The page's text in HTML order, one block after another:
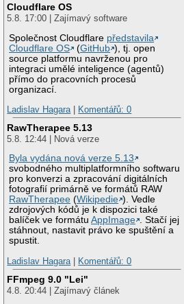
Cloudflare OS
5.8. 17:00 | Zajímavý software
Společnost Cloudflare představila
Cloudflare OS
(GitHub ), tj. open
source platformu navrženou pro
integraci umělé inteligence (agentů)
přímo do pracovních procesů
organizací.
Ladislav Hagara| Komentářů: 0
RawTherapee 5.13
5.8. 12:44 | Nová verze
Byla vydána nová verze 5.13
svobodného multiplatformního softwaru
pro konverzi a zpracování digitálních
fotografií primárně ve formátů RAW
RawTherapee (Wikipedie ). Vedle
zdrojových kódů je k dispozici také
balíček ve formátuAppImage . Stačí jej
stáhnout, nastavit právo ke spuštění a
spustit.
Ladislav Hagara| Komentářů: 0
FFmpeg 9.0 "Lei"
4.8. 20:44 | Zajímavý článek